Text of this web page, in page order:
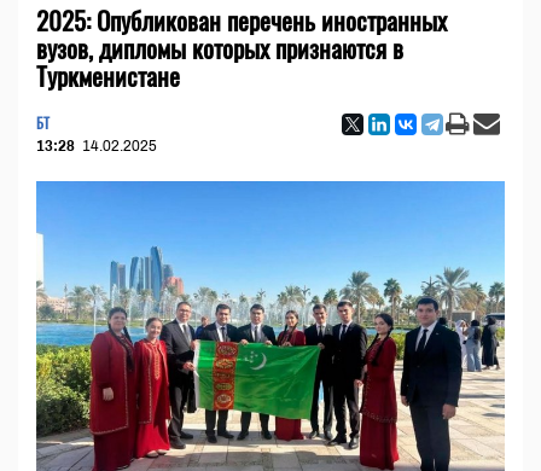
2025: Опубликован перечень иностранных
вузов, дипломы которых признаются в
Туркменистане
БТ
13:28 14.02.2025